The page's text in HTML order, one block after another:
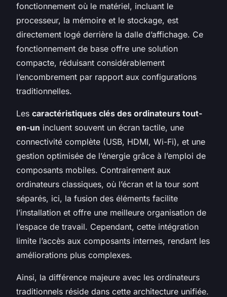
fonctionnement où le matériel, incluant le
processeur, la mémoire et le stockage, est
directement logé derrière la dalle d’affichage. Ce
fonctionnement de base offre une solution
compacte, réduisant considérablement
l’encombrement par rapport aux configurations
traditionnelles.
Les caractéristiques clés des ordinateurs tout-
en-un incluent souvent un écran tactile, une
connectivité complète (USB, HDMI, Wi-Fi), et une
gestion optimisée de l’énergie grâce à l’emploi de
composants mobiles. Contrairement aux
ordinateurs classiques, où l’écran et la tour sont
séparés, ici, la fusion des éléments facilite
l’installation et offre une meilleure organisation de
l’espace de travail. Cependant, cette intégration
limite l’accès aux composants internes, rendant les
améliorations plus complexes.
Ainsi, la différence majeure avec les ordinateurs
traditionnels réside dans cette architecture unifiée.